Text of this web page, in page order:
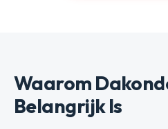
Waarom
Belangrijk Is